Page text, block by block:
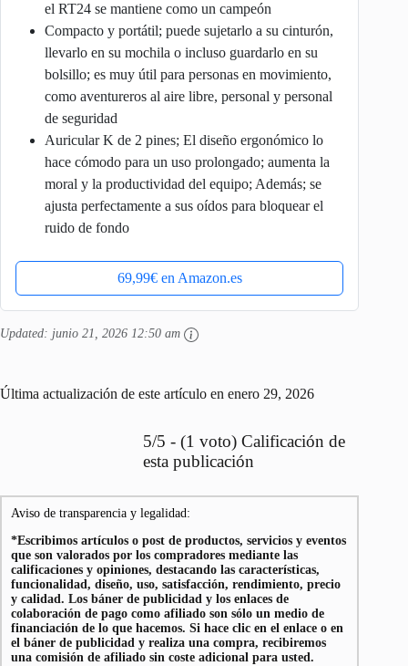
el RT24 se mantiene como un campeón
Compacto y portátil; puede sujetarlo a su cinturón,
llevarlo en su mochila o incluso guardarlo en su
bolsillo; es muy útil para personas en movimiento,
como aventureros al aire libre, personal y personal
de seguridad
Auricular K de 2 pines; El diseño ergonómico lo
hace cómodo para un uso prolongado; aumenta la
moral y la productividad del equipo; Además; se
ajusta perfectamente a sus oídos para bloquear el
ruido de fondo
69,99€ en Amazon.es
Updated: junio 21, 2026 12:50 am
Última actualización de este artículo en enero 29, 2026
5/5 - (1 voto) Calificación de
esta publicación
Aviso de transparencia y legalidad:
*Escribimos artículos o post de productos, servicios y eventos
que son valorados por los compradores mediante las
calificaciones y opiniones, destacando las características,
funcionalidad, diseño, uso, satisfacción, rendimiento, precio
y calidad. Los báner de publicidad y los enlaces de
colaboración de pago como afiliado son sólo un medio de
financiación de lo que hacemos. Si hace clic en el enlace o en
el báner de publicidad y realiza una compra, recibiremos
una comisión de afiliado sin coste adicional para usted.